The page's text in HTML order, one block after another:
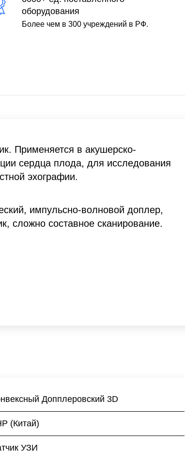
оборудования
Более чем в 300 учреждений в РФ.
Применяется в акушерско-
сердца плода, для исследования
эхографии.
импульсно-волновой доплер,
сложно составное сканирование.
Допплеровский 3D
(Китай)
УЗИ